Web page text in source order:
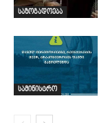
საზოგადოება
სამინისტრო